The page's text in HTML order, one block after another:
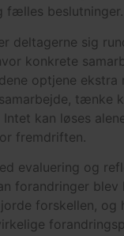
fælles beslutninger.
deltagerne sig
konkrete
optjene ekstra
tænke
Intet kan løses
fremdriften.
evaluering og
forandringer blev
forskellen, og